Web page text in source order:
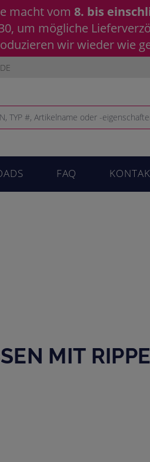
macht vom 8. bis
um mögliche
wir wieder wie
FAQ
MIT